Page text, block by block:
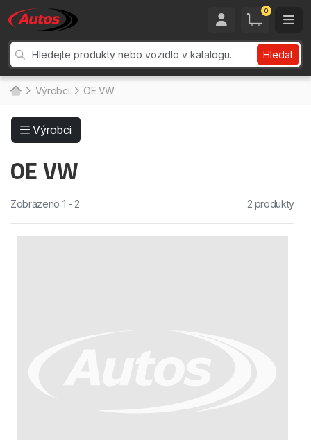
0
Hledat
Výrobci OE VW
Výrobci
OE VW
Zobrazeno 1 - 2 2 produkty